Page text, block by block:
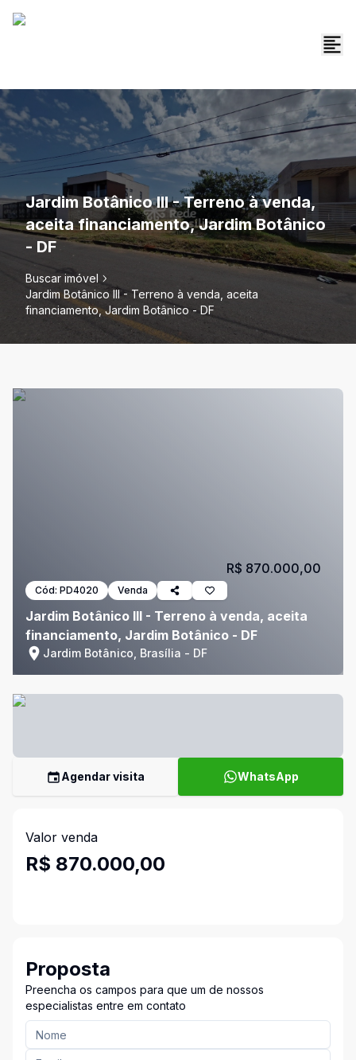
Jardim Botânico III - Terreno à venda,
aceita financiamento, Jardim Botânico
- DF
Buscar imóvel
Jardim Botânico III - Terreno à venda, aceita
financiamento, Jardim Botânico - DF
Cód: PD4020 Venda
Jardim Botânico III - Terreno à venda, aceita
financiamento, Jardim Botânico - DF
Jardim Botânico, Brasília - DF
R$ 870.000,00
Agendar visita WhatsApp
Valor venda
R$ 870.000,00
Proposta
Preencha os campos para que um de nossos
especialistas entre em contato